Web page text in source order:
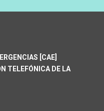
[CAE]
TELEFÓNICA DE LA